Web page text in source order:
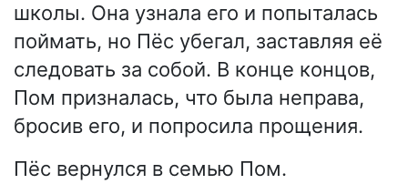
школы. Она узнала его и попыталась
поймать, но Пёс убегал, заставляя её
следовать за собой. В конце концов,
Пом призналась, что была неправа,
бросив его, и попросила прощения.
Пёс вернулся в семью Пом.